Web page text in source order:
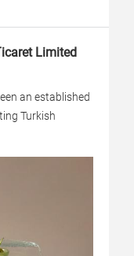
Limited
an established
Turkish